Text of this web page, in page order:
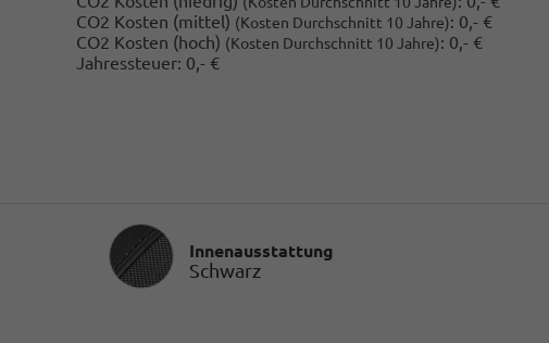
CO2 Kosten (mittel) (Kosten Durchschnitt 10 Jahre): 0,- €
CO2 Kosten (hoch) (Kosten Durchschnitt 10 Jahre): 0,- €
Jahressteuer: 0,- €
Innenausstattung
Innenausstattung
Schwarz